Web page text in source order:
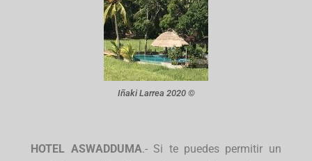
Iñaki Larrea 2020 ©
HOTEL ASWADDUMA.- Si te puedes permitir un